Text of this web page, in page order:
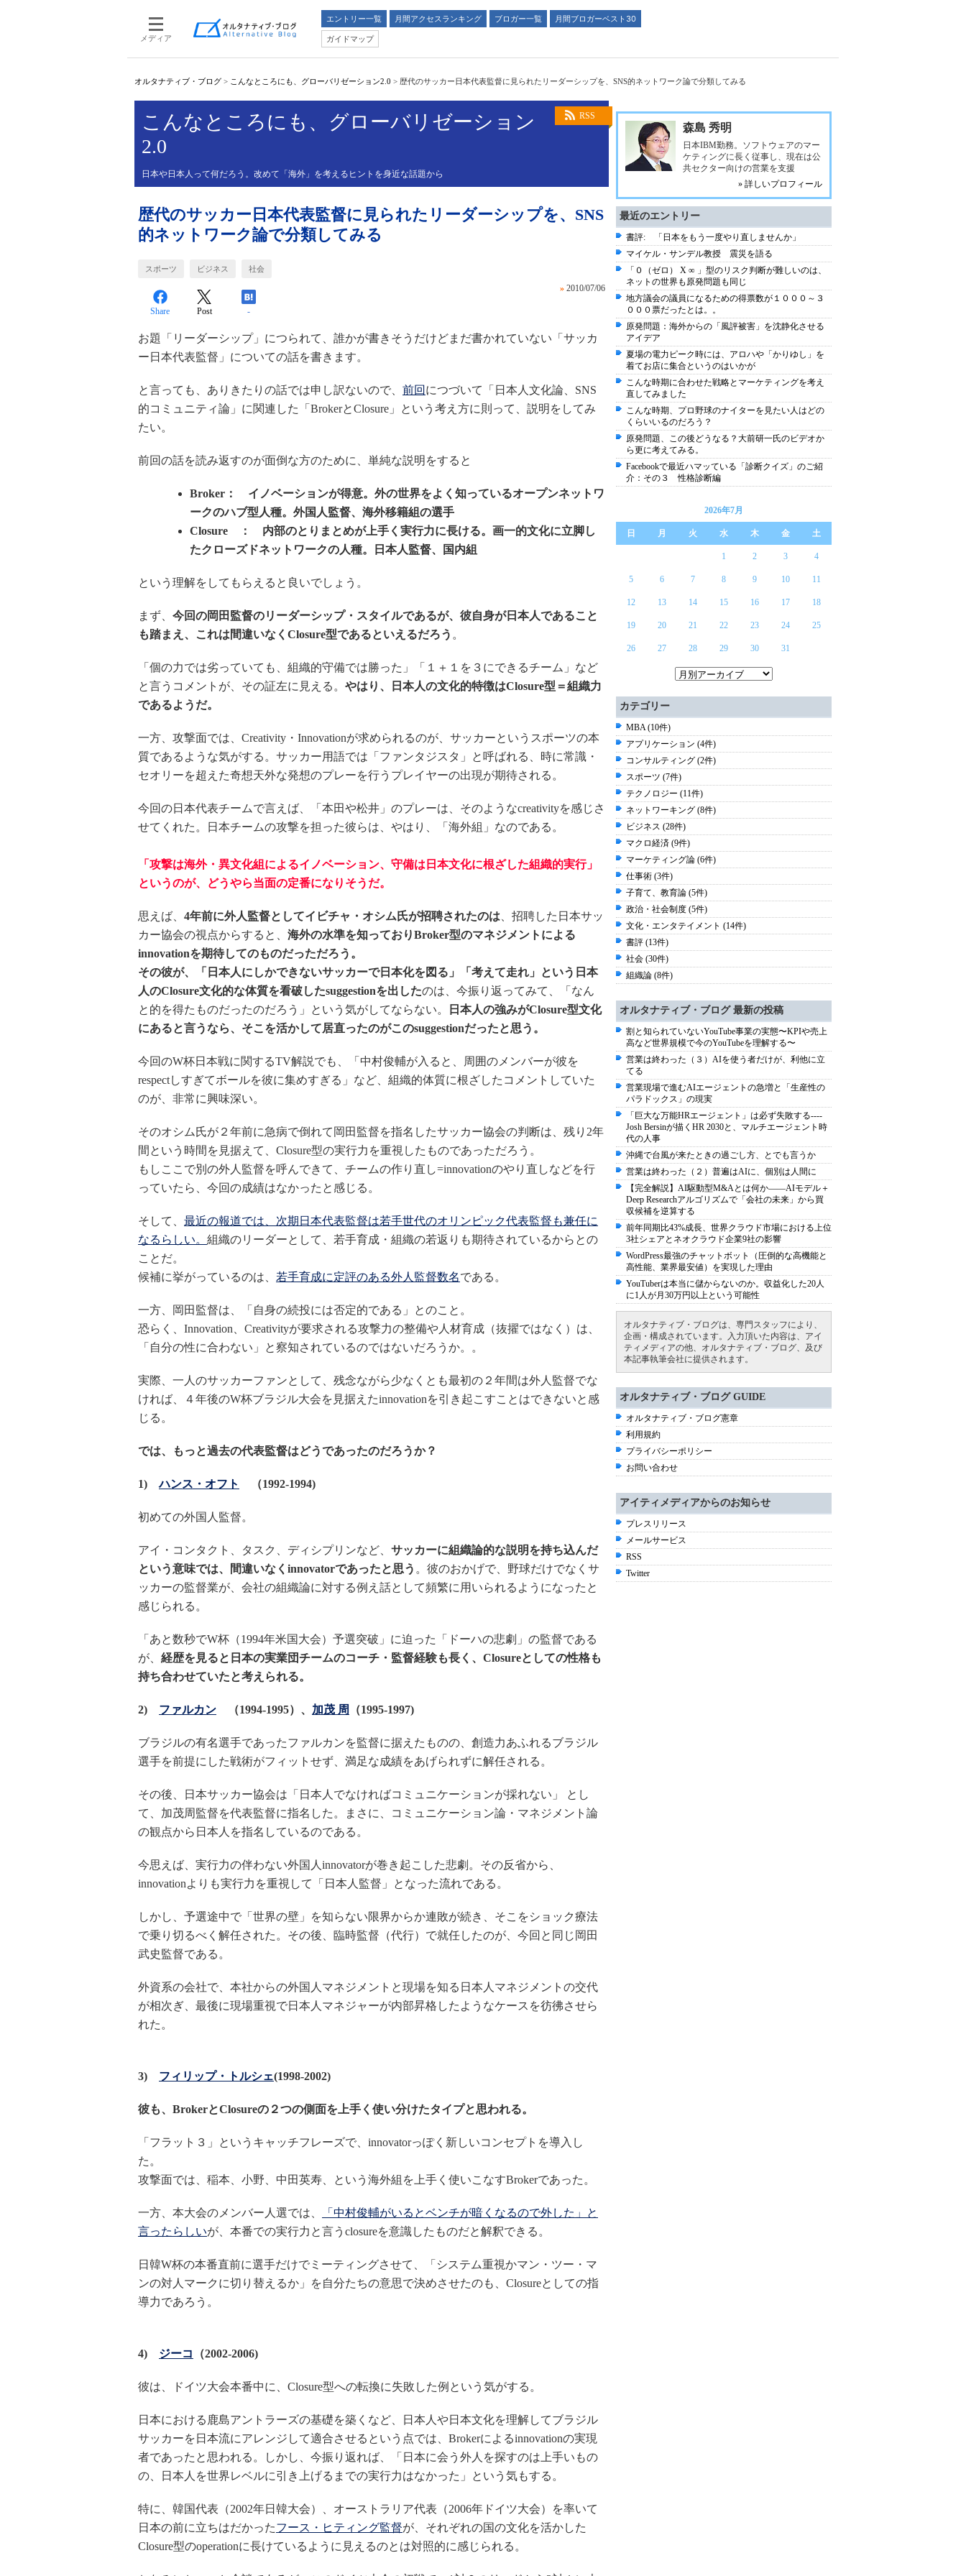
メディア
エントリー一覧 月間アクセスランキング ブロガー一覧
月間ブロガーベスト30
ガイドマップ
オルタナティブ・ブログ > こんなところにも、グローバリゼーション2.0 > 歴代のサッカー日本代表監督に見られたリーダーシップを、SNS的ネットワーク論で分類してみる
RSS
こんなところにも、グローバリゼーション
2.0
日本や日本人って何だろう。改めて「海外」を考えるヒントを身近な話題から
歴代のサッカー日本代表監督に見られたリーダーシップを、SNS
的ネットワーク論で分類してみる
スポーツ ビジネス 社会
» 2010/07/06
Share Post -
お題「リーダーシップ」につられて、誰かが書きそうだけどまだ書かれていない「サッカ
ー日本代表監督」についての話を書きます。
と言っても、ありきたりの話では申し訳ないので、 前回 につづいて「日本人文化論、SNS
的コミュニティ論」に関連した「BrokerとClosure」という考え方に則って、説明をしてみ
たい。
前回の話を読み返すのが面倒な方のために、単純な説明をすると
Broker： イノベーションが得意。外の世界をよく知っているオープンネットワ
ークのハブ型人種。外国人監督、海外移籍組の選手
Closure ： 内部のとりまとめが上手く実行力に長ける。画一的文化に立脚し
たクローズドネットワークの人種。日本人監督、国内組
という理解をしてもらえると良いでしょう。
まず、 今回の岡田監督のリーダーシップ・スタイルであるが、彼自身が日本人であること
も踏まえ、これは間違いなくClosure型であるといえるだろう 。
「個の力では劣っていても、組織的守備では勝った」「１＋１を３にできるチーム」など
と言うコメントが、その証左に見える。 やはり、日本人の文化的特徴はClosure型＝組織力
であるようだ。
一方、攻撃面では、Creativity・Innovationが求められるのが、サッカーというスポーツの本
質であるような気がする。サッカー用語では「ファンタジスタ」と呼ばれる、時に常識・
セオリーを超えた奇想天外な発想のプレーを行うプレイヤーの出現が期待される。
今回の日本代表チームで言えば、「本田や松井」のプレーは、そのようなcreativityを感じさ
せてくれた。日本チームの攻撃を担った彼らは、やはり、「海外組」なのである。
「攻撃は海外・異文化組によるイノベーション、守備は日本文化に根ざした組織的実行」
というのが、どうやら当面の定番になりそうだ。
思えば、 4年前に外人監督としてイビチャ・オシム氏が招聘されたのは 、招聘した日本サッ
カー協会の視点からすると、 海外の水準を知っておりBroker型のマネジメントによる
innovationを期待してのものだっただろう。
その彼が、「日本人にしかできないサッカーで日本化を図る」「考えて走れ」という日本
人のClosure文化的な体質を看破したsuggestionを出したのは、今振り返ってみて、「なん
と的を得たものだったのだろう」という気がしてならない。
日本人の強みがClosure型文化
にあると言うなら、そこを活かして居直ったのがこのsuggestionだったと思う。
今回のW杯日本戦に関するTV解説でも、「中村俊輔が入ると、周囲のメンバーが彼を
respectしすぎてボールを彼に集めすぎる」など、組織的体質に根ざしたコメントしていた
のが、非常に興味深い。
そのオシム氏が２年前に急病で倒れて岡田監督を指名したサッカー協会の判断は、残り2年
間という時間を見据えて、Closure型の実行力を重視したものであっただろう。
もしここで別の外人監督を呼んできて、チームの作り直し=innovationのやり直しなどを行
っていたら、今回の成績はなかったと感じる。
そして、 最近の報道では、次期日本代表監督は若手世代のオリンピック代表監督も兼任に
なるらしい。 組織のリーダーとして、若手育成・組織の若返りも期待されているからとの
ことだ。
候補に挙がっているのは、 若手育成に定評のある外人監督数名である。
一方、岡田監督は、「自身の続投には否定的である」とのこと。
恐らく、Innovation、Creativityが要求される攻撃力の整備や人材育成（抜擢ではなく）は、
「自分の性に合わない」と察知されているのではないだろうか。。
実際、一人のサッカーファンとして、残念ながら少なくとも最初の２年間は外人監督でな
ければ、４年後のW杯ブラジル大会を見据えたinnovationを引き起こすことはできないと感
じる。
では、もっと過去の代表監督はどうであったのだろうか？
1)ハンス・オフト （1992-1994)
初めての外国人監督。
アイ・コンタクト、タスク、ディシプリンなど、 サッカーに組織論的な説明を持ち込んだ
という意味では、間違いなくinnovatorであったと思う 。彼のおかげで、野球だけでなくサ
ッカーの監督業が、会社の組織論に対する例え話として頻繁に用いられるようになったと
感じられる。
「あと数秒でW杯（1994年米国大会）予選突破」に迫った「ドーハの悲劇」の監督である
が、 経歴を見ると日本の実業団チームのコーチ・監督経験も長く、Closureとしての性格も
持ち合わせていたと考えられる。
2) ファルカン （1994-1995）、 加茂 周 （1995-1997)
ブラジルの有名選手であったファルカンを監督に据えたものの、創造力あふれるブラジル
選手を前提にした戦術がフィットせず、満足な成績をあげられずに解任される。
その後、日本サッカー協会は「日本人でなければコミュニケーションが採れない」 とし
て、加茂周監督を代表監督に指名した。まさに、コミュニケーション論・マネジメント論
の観点から日本人を指名しているのである。
今思えば、実行力の伴わない外国人innovatorが巻き起こした悲劇。その反省から、
innovationよりも実行力を重視して「日本人監督」となった流れである。
しかし、予選途中で「世界の壁」を知らない限界からか連敗が続き、そこをショック療法
で乗り切るべく解任された。その後、臨時監督（代行）で就任したのが、今回と同じ岡田
武史監督である。
外資系の会社で、本社からの外国人マネジメントと現場を知る日本人マネジメントの交代
が相次ぎ、最後に現場重視で日本人マネジャーが内部昇格したようなケースを彷彿させら
れた。
3) フィリップ・トルシェ(1998-2002)
彼も、BrokerとClosureの２つの側面を上手く使い分けたタイプと思われる。
「フラット３」というキャッチフレーズで、innovatorっぽく新しいコンセプトを導入し
た。
攻撃面では、稲本、小野、中田英寿、という海外組を上手く使いこなすBrokerであった。
一方、本大会のメンバー人選では、
「中村俊輔がいるとベンチが暗くなるので外した」と
言ったらしいが、本番での実行力と言うclosureを意識したものだと解釈できる。
日韓W杯の本番直前に選手だけでミーティングさせて、「システム重視かマン・ツー・マ
ンの対人マークに切り替えるか」を自分たちの意思で決めさせたのも、Closureとしての指
導力であろう。
4) ジーコ （2002-2006)
彼は、ドイツ大会本番中に、Closure型への転換に失敗した例という気がする。
日本における鹿島アントラーズの基礎を築くなど、日本人や日本文化を理解してブラジル
サッカーを日本流にアレンジして適合させるという点では、Brokerによるinnovationの実現
者であったと思われる。しかし、今振り返れば、「日本に会う外人を探すのは上手いもの
の、日本人を世界レベルに引き上げるまでの実行力はなかった」という気もする。
特に、韓国代表（2002年日韓大会）、オーストラリア代表（2006年ドイツ大会）を率いて
日本の前に立ちはだかったフース・ヒティング監督が、それぞれの国の文化を活かした
Closure型のoperationに長けているように見えるのとは対照的に感じられる。
森島 秀明
日本IBM勤務。ソフトウェアのマー
ケティングに長く従事し、現在は公
共セクター向けの営業を支援
» 詳しいプロフィール
最近のエントリー
書評: 「日本をもう一度やり直しませんか」
マイケル・サンデル教授 震災を語る
「０（ゼロ） X ∞ 」型のリスク判断が難しいのは、
ネットの世界も原発問題も同じ
地方議会の議員になるための得票数が１０００～３
０００票だったとは。。
原発問題：海外からの「風評被害」を沈静化させる
アイデア
夏場の電力ピーク時には、アロハや「かりゆし」を
着てお店に集合というのはいかが
こんな時期に合わせた戦略とマーケティングを考え
直してみました
こんな時期、プロ野球のナイターを見たい人はどの
くらいいるのだろう？
原発問題、この後どうなる？大前研一氏のビデオか
ら更に考えてみる。
Facebookで最近ハマッている「診断クイズ」のご紹
介：その３ 性格診断編
2026年7月
日 月 火 水 木 金 土
1 2 3 4
5 6 7 8 9 10 11
12 13 14 15 16 17 18
19 20 21 22 23 24 25
26 27 28 29 30 31
カテゴリー
MBA (10件)
アプリケーション (4件)
コンサルティング (2件)
スポーツ (7件)
テクノロジー (11件)
ネットワーキング (8件)
ビジネス (28件)
マクロ経済 (9件)
マーケティング論 (6件)
仕事術 (3件)
子育て、教育論 (5件)
政治・社会制度 (5件)
文化・エンタテイメント (14件)
書評 (13件)
社会 (30件)
組織論 (8件)
オルタナティブ・ブログ 最新の投稿
割と知られていないYouTube事業の実態〜KPIや売上
高など世界規模で今のYouTubeを理解する〜
営業は終わった（３）AIを使う者だけが、利他に立
てる
営業現場で進むAIエージェントの急増と「生産性の
パラドックス」の現実
「巨大な万能HRエージェント」は必ず失敗する----
Josh Bersinが描くHR 2030と、マルチエージェント時
代の人事
沖縄で台風が来たときの過ごし方、とでも言うか
営業は終わった（２）普遍はAIに、個別は人間に
【完全解説】AI駆動型M&Aとは何か――AIモデル＋
Deep Researchアルゴリズムで「会社の未来」から買
収候補を逆算する
前年同期比43%成長、世界クラウド市場における上位
3社シェアとネオクラウド企業9社の影響
WordPress最強のチャットボット（圧倒的な高機能と
高性能、業界最安値）を実現した理由
YouTuberは本当に儲からないのか。収益化した20人
に1人が月30万円以上という可能性
オルタナティブ・ブログは、専門スタッフにより、
企画・構成されています。入力頂いた内容は、アイ
ティメディアの他、オルタナティブ・ブログ、及び
本記事執筆会社に提供されます。
オルタナティブ・ブログ GUIDE
オルタナティブ・ブログ憲章
利用規約
プライバシーポリシー
お問い合わせ
アイティメディアからのお知らせ
プレスリリース
メールサービス
RSS
Twitter